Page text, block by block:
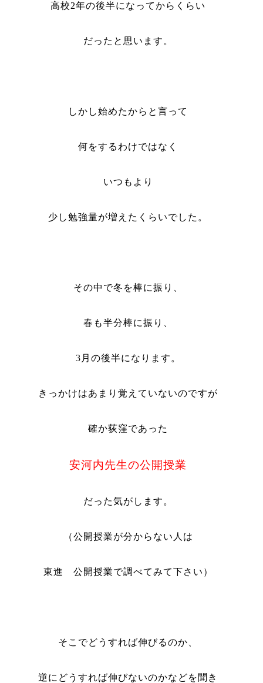
高校2年の後半になってからくらい
だったと思います。
しかし始めたからと言って
何をするわけではなく
いつもより
少し勉強量が増えたくらいでした。
その中で冬を棒に振り、
春も半分棒に振り、
3 月の後半になります。
きっかけはあまり覚えていないのですが
確か荻窪であった
安河内先生の公開授業
だった気がします。
（公開授業が分からない人は
東進 公開授業で調べてみて下さい）
そこでどうすれば伸びるのか、
逆にどうすれば伸びないのかなどを聞き